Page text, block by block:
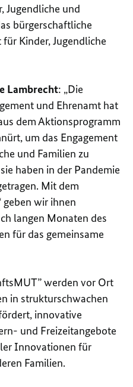
Jugendliche und
bürgerschaftliche
Kinder, Jugendliche
Lambrecht: Die
und Ehrenamt hat
dem Aktionsprogramm
um das Engagement
und Familien zu
haben in der Pandemie
Mit dem
wir ihnen
langen Monaten des
für das gemeinsame
werden vor Ort
in strukturschwachen
innovative
und Freizeitangebote
Innovationen für
Familien.